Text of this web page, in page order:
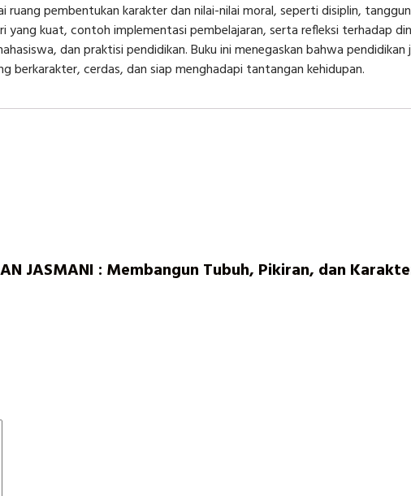
ruang pembentukan karakter dan nilai-nilai moral, seperti disiplin,
kuat, contoh implementasi pembelajaran, serta refleksi terhadap
dan praktisi pendidikan. Buku ini menegaskan bahwa pendidikan
berkarakter, cerdas, dan siap menghadapi tantangan kehidupan.
JASMANI : Membangun Tubuh, Pikiran, dan